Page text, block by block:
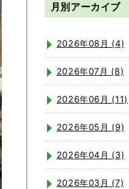
月別アーカイブ
2026年08月 (4)
2026年07月 (8)
2026年06月 (11)
2026年05月 (9)
2026年04月 (3)
2026年03月 (7)